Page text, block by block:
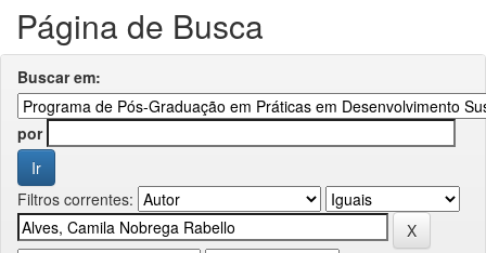
Página de Busca
Buscar em:
por
Filtros correntes: